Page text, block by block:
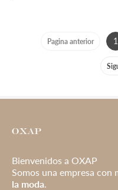
Pagina anterior 1
Bienvenidos a OXAP
Somos una empresa con
la moda.